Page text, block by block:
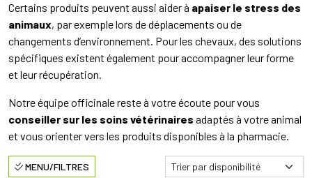
Certains produits peuvent aussi aider à apaiser le stress des
animaux, par exemple lors de déplacements ou de
changements d’environnement. Pour les chevaux, des solutions
spécifiques existent également pour accompagner leur forme
et leur récupération.
Notre équipe officinale reste à votre écoute pour vous
conseiller sur les soins vétérinaires adaptés à votre animal
et vous orienter vers les produits disponibles à la pharmacie.
MENU/FILTRES